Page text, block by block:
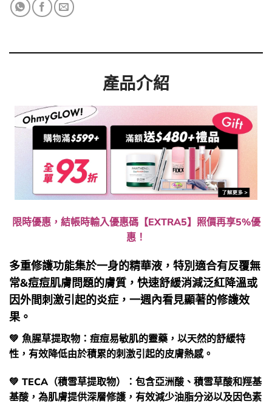
產品介紹
限時優惠，結帳時輸入優惠碼【EXTRA5】照價再享5%優
惠！
多重修護功能集於一身的精華液，特別適合有反覆無
常&痘痘肌膚問題的膚質，快速舒緩消減泛紅降溫或
因外間刺激引起的炎症，一週內看見顯著的修護效
果。
💚 魚腥草提取物：痘痘易敏肌的靈藥，以天然的舒緩特
性，有效降低由於積累的刺激引起的皮膚熱感。
💚 TECA（積雪草提取物）：包含亞洲酸、積雪草酸和羥基
基酸，為肌膚提供深層修護，有效減少油脂分泌以及因色素